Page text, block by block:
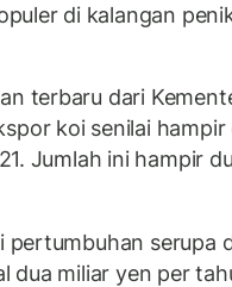
di kalangan
terbaru dari
koi senilai hampir
Jumlah ini hampir
pertumbuhan serupa
dua miliar yen per